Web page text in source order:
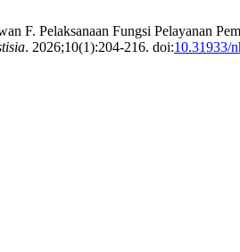
F. Pelaksanaan Fungsi Pelayanan
. 2026;10(1):204-216. doi:10.31933/